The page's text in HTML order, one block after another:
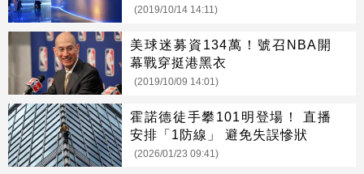
(2019/10/14 14:11)
美球迷募資134萬！號召NBA開
幕戰穿挺港黑衣
(2019/10/09 14:01)
霍諾德徒手攀101明登場！ 直播
安排「1防線」 避免失誤慘狀
(2026/01/23 09:41)